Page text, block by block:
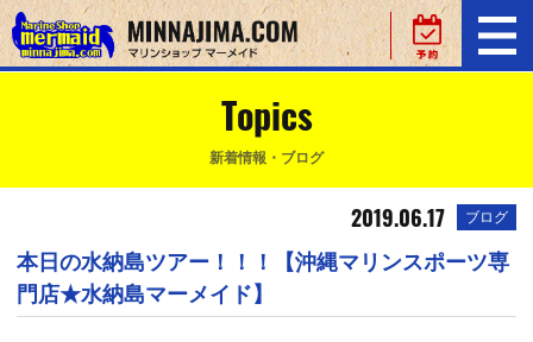
Topics
新着情報・ブログ
2019.06.17 ブログ
本日の水納島ツアー！！！【沖縄マリンスポーツ専
門店★水納島マーメイド】